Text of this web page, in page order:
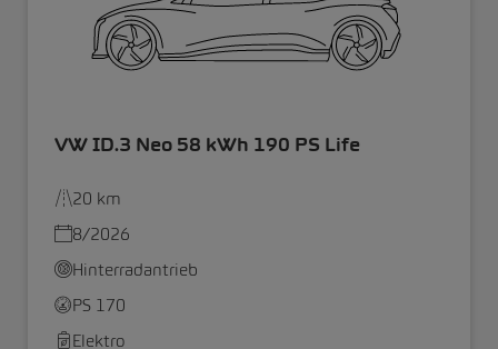
VW ID.3 Neo 58 kWh 190 PS Life
20 km
8/2026
Hinterradantrieb
PS 170
Elektro